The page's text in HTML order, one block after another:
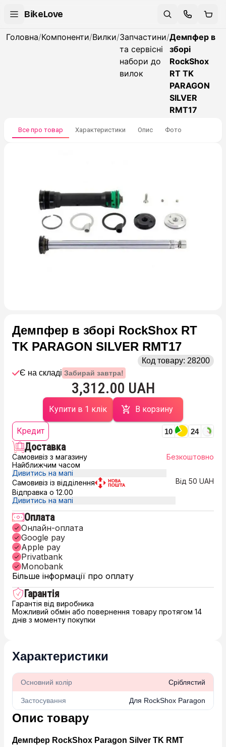
BikeLove
Головна/Компоненти/Вилки/Запчастини
та сервісні
набори до
вилок
/Демпфер в
зборі
RockShox
RT TK
PARAGON
SILVER
RMT17
Все про товар Характеристики Опис Фото
Демпфер в зборі RockShox RT
TK PARAGON SILVER RMT17
Код товару: 28200
Є на складі Забирай завтра!
3,312.00 UAH
Купити в 1 клік В корзину
Кредит 10 24
Доставка
Самовивіз з магазину
Найближчим часом
Дивитись на мапі
Безкоштовно
Самовивіз із відділення
Відправка о 12.00
Дивитись на мапі
Від 50 UAH
Оплата
Онлайн-оплата
Google pay
Apple pay
Privatbank
Monobank
Більше інформації про оплату
Гарантія
Гарантія від виробника
Можливий обмін або повернення товару протягом 14
днів з моменту покупки
Характеристики
Основний колір Сріблястий
Застосування Для RockShox Paragon
Опис товару
Демпфер RockShox Paragon Silver TK RMT